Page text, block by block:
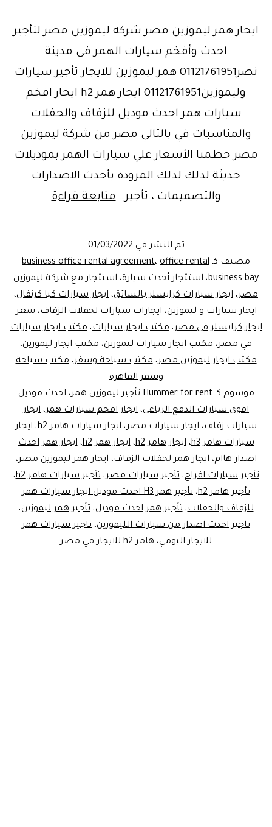
ايجار همر ليموزين مصر شركة ليموزين مصر لتأجير
احدث وأفخم سيارات الهمر في مدينة
نصر01121761951 همر ليموزين للايجار تأجير سيارات
وليموزين01121761951 ايجار همر h2 ايجار افخم
سيارات همر احدث موديل للزفاف والحفلات
والمناسبات في بالتالي مصر من شركة ليموزين
مصر حطمنا الأسعار علي سيارات الهمر بموديلات
حديثة لذلك لذلك المزودة بأحدث الاصدارات
والتصميمات ، تأجير…متابعة قراءة
همر
تم النشر في 01/03/2022
مصنف كـ
business office rental agreement، office rental
business bay، استئجار أحدث سيارة، استئجار مع شركة ليموزين
مصر، ايجار سيارات كرايسلر بالسائق، ايجار سيارات كيا كرنفال،
ايجار سيارات و ليموزين،ايجارات سيارات لحفلات الزفاف،سعر
ايجار كرايسلر في مصر،مكتب ايجار سيارات،مكتب ايجار سيارات
في مصر، مكتب ايجار سيارات ليموزين، مكتب ايجار ليموزين،
مكتب ايجار ليموزين مصر،مكتب سياحة وسفر،مكتب سياحة
وسفر القاهرة
موسوم كـHummer for rent تأجير ليموزين همر ،احدث موديل
اقوي سيارات الدفع الرباعي، ايجار افخم سيارات همر، ايجار
سيارات زفاف، ايجار سيارات مصر، ايجار سيارات هامر h2 ، ايجار
سيارات هامر h3
،ايجار هامر h2 ،ايجار همر h2 ،ايجار همر احدث
اصدار هاام،ايجار همر لحفلات الزفاف،ايجار همر ليموزين مصر،
تأجير سيارات افراح،تأجير سيارات مصر،تأجير سيارات هامر h2
،
تأجير هامر h2
،
تأجير همر H3 احدث موديل ايجار سيارات همر
للزفاف والحفلات،تأجير همر احدث موديل،تأجير همر ليموزين،
تاجير احدث اصدار من سيارات الليموزين، تاجير سيارات همر
للايجار اليومي، هامر h2 للايجار في مصر